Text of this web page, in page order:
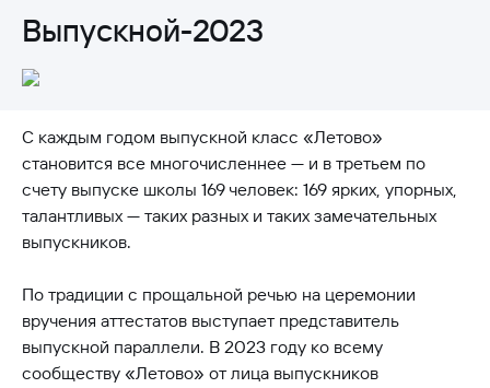
Выпускной-2023
С каждым годом выпускной класс «Летово»
становится все многочисленнее — и в третьем по
счету выпуске школы 169 человек: 169 ярких, упорных,
талантливых — таких разных и таких замечательных
выпускников.
По традиции с прощальной речью на церемонии
вручения аттестатов выступает представитель
выпускной параллели. В 2023 году ко всему
сообществу «Летово» от лица выпускников